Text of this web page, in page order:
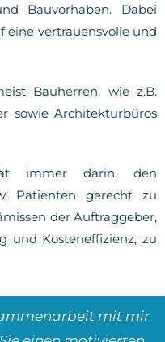
Bauvorhaben. Dabei
eine vertrauensvolle und
Bauherren, wie z.B.
sowie Architekturbüros
immer darin, den
Patienten gerecht zu
der Auftraggeber,
und Kosteneffizienz, zu
mit mir